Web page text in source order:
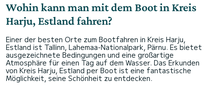
Wohin kann man mit dem Boot in Kreis
Harju, Estland fahren?
Einer der besten Orte zum Bootfahren in Kreis Harju,
Estland ist Tallinn, Lahemaa-Nationalpark, Pärnu. Es bietet
ausgezeichnete Bedingungen und eine großartige
Atmosphäre für einen Tag auf dem Wasser. Das Erkunden
von Kreis Harju, Estland per Boot ist eine fantastische
Möglichkeit, seine Schönheit zu entdecken.